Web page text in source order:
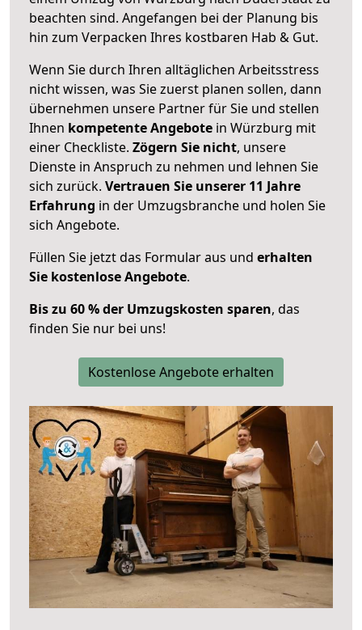
beachten sind. Angefangen bei der Planung bis
hin zum Verpacken Ihres kostbaren Hab & Gut.
Wenn Sie durch Ihren alltäglichen Arbeitsstress
nicht wissen, was Sie zuerst planen sollen, dann
übernehmen unsere Partner für Sie und stellen
Ihnen kompetente Angebote in Würzburg mit
einer Checkliste. Zögern Sie nicht, unsere
Dienste in Anspruch zu nehmen und lehnen Sie
sich zurück. Vertrauen Sie unserer 11 Jahre
Erfahrung in der Umzugsbranche und holen Sie
sich Angebote.
Füllen Sie jetzt das Formular aus und erhalten
Sie kostenlose Angebote.
Bis zu 60 % der Umzugskosten sparen, das
finden Sie nur bei uns!
Kostenlose Angebote erhalten